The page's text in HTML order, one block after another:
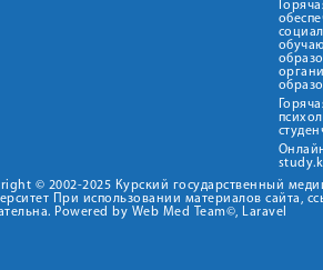
© 2002-2025 Курский государственный
При использовании материалов сайта,
Powered by Web Med Team©, Laravel